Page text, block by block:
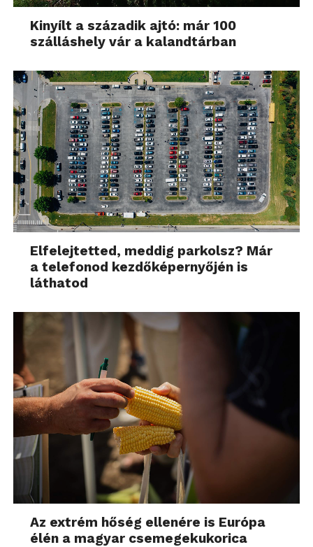
Kinyílt a századik ajtó: már 100
szálláshely vár a kalandtárban
Elfelejtetted, meddig parkolsz? Már
a telefonod kezdőképernyőjén is
láthatod
Az extrém hőség ellenére is Európa
élén a magyar csemegekukorica